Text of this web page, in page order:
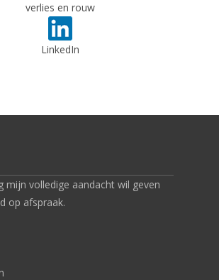
verlies en rouw
LinkedIn
mijn volledige aandacht wil geven
op afspraak.